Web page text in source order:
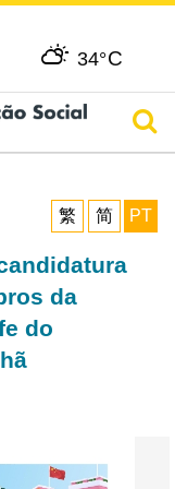
34°C
繁
简 PT
da
do